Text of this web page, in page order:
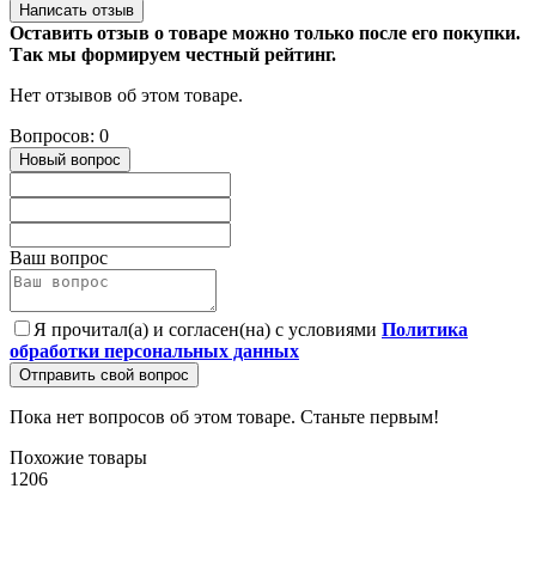
Написать отзыв
Оставить отзыв о товаре можно только после его покупки.
Так мы формируем честный рейтинг.
Нет отзывов об этом товаре.
Вопросов: 0
Новый вопрос
Ваш вопрос
Я прочитал(а) и согласен(на) с условиями Политика
обработки персональных данных
Отправить свой вопрос
Пока нет вопросов об этом товаре. Станьте первым!
Похожие товары
1206